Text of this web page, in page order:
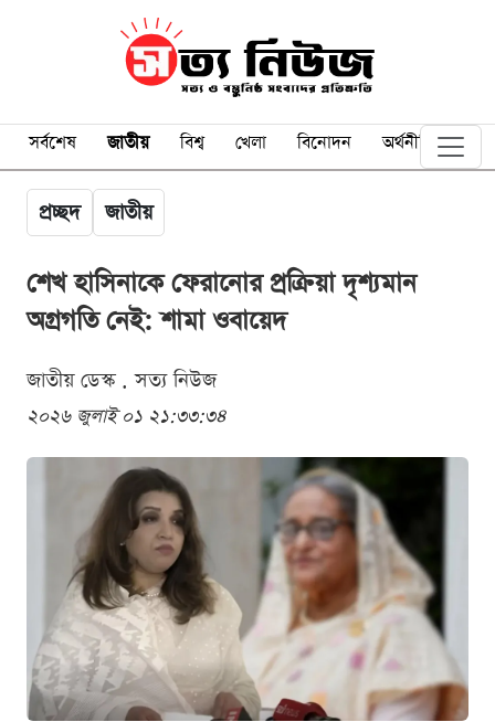
সর্বশেষ জাতীয় বিশ্ব খেলা বিনোদন অর্থনীতি
প্রচ্ছদ জাতীয়
শেখ হাসিনাকে ফেরানোর প্রক্রিয়া দৃশ্যমান
অগ্রগতি নেই: শামা ওবায়েদ
জাতীয় ডেস্ক . সত্য নিউজ
২০২৬ জুলাই ০১ ২১:৩৩:৩৪